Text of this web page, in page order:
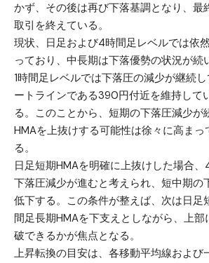
かず、その後は再び下落基調となり、
取引を終えている。
現状、日足および4時間足レベルでは依
っており、中長期は下落優勢の状況が続
1時間足レベルでは下落圧の減少が継続
ートラインである390円付近を維持して
る。このことから、短期の下落圧減少が
HMAを上抜けする可能性は徐々に高まっ
る。
日足短期HMAを明確に上抜けした場合
下落圧減少が進むと考えられ、短中期の
低下する。この条件が整えば、次は日足
間足長期HMAを下支えとしながら、上
破できるかが焦点となる。
上昇転換の目安は、各移動平均線および